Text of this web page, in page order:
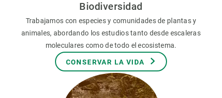
Biodiversidad
Trabajamos con especies y comunidades de plantas y
animales, abordando los estudios tanto desde escaleras
moleculares como de todo el ecosistema.
CONSERVAR LA VIDA